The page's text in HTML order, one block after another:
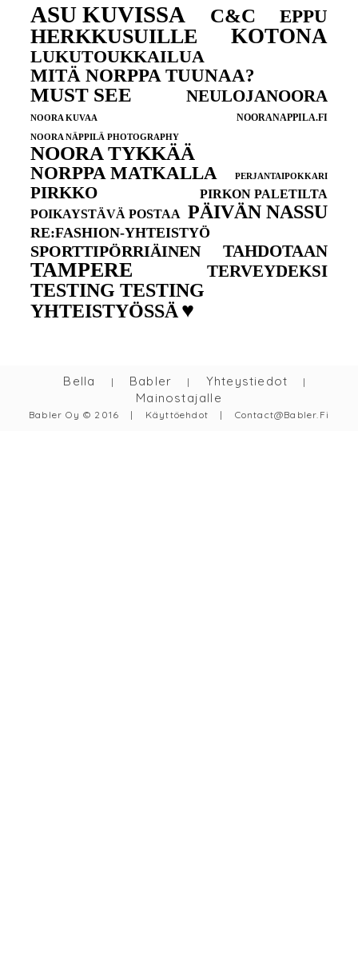
ASU KUVISSA C&C EPPU
HERKKUSUILLE KOTONA
LUKUTOUKKAILUA
MITÄ NORPPA TUUNAA?
MUST SEE NEULOJANOORA
NOORA KUVAA NOORANAPPILA.FI
NOORA NÄPPILÄ PHOTOGRAPHY
NOORA TYKKÄÄ
NORPPA MATKALLA PERJANTAIPOKKARI
PIRKKO
PIRKON PALETILTA
POIKAYSTÄVÄ POSTAA PÄIVÄN NASSU
RE:FASHION-YHTEISTYÖ
SPORTTIPÖRRIÄINEN TAHDOTAAN
TAMPERE TERVEYDEKSI
TESTING TESTING
YHTEISTYÖSSÄ ♥
Bella | Babler | Yhteystiedot |
Mainostajalle
Babler Oy © 2016 | Käyttöehdot | Contact@babler.fi